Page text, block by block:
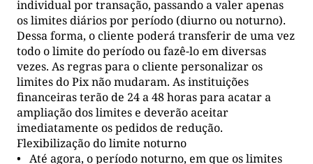
individual por transação, passando a valer apenas
os limites diários por período (diurno ou noturno).
Dessa forma, o cliente poderá transferir de uma vez
todo o limite do período ou fazê-lo em diversas
vezes. As regras para o cliente personalizar os
limites do Pix não mudaram. As instituições
financeiras terão de 24 a 48 horas para acatar a
ampliação dos limites e deverão aceitar
imediatamente os pedidos de redução.
Flexibilização do limite noturno
• Até agora, o período noturno, em que os limites